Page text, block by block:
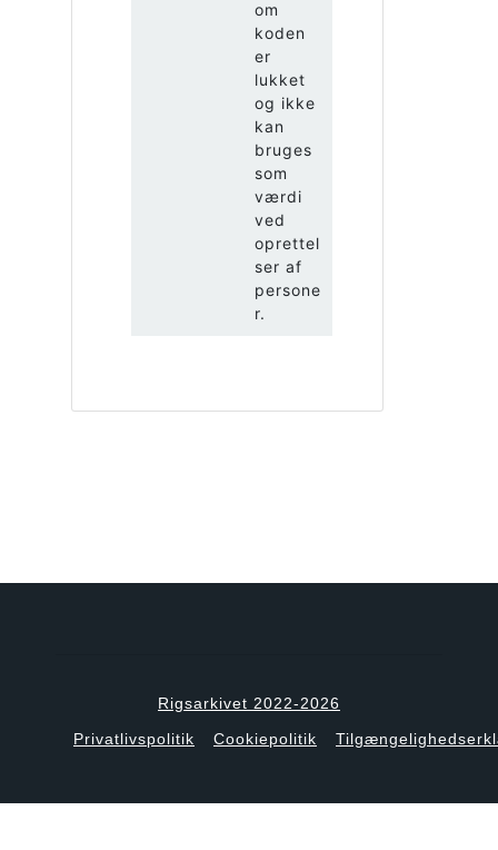
om
koden
er
lukket
og ikke
kan
bruges
som
værdi
ved
oprettel
ser af
persone
r.
Rigsarkivet 2022-2026
Privatlivspolitik
Cookiepolitik